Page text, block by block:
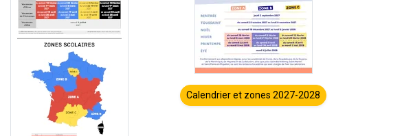
Calendrier et zones 2027-2028